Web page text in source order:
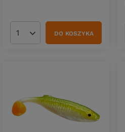
Ilość produktówDO KOSZYKA